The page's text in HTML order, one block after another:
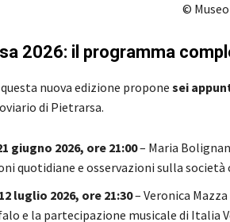
©
2026: il programma
nuova edizione propone sei
di Pietrarsa.
giugno 2026, ore 21:00– Maria
quotidiane e osservazioni sulla società
luglio 2026, ore 21:30– Veronica
e la partecipazione musicale di Italia